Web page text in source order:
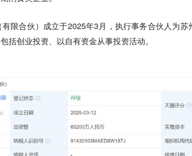
限合伙）成立于2025年3月，执行事务合伙人为苏
括创业投资、以自有资金从事投资活动。